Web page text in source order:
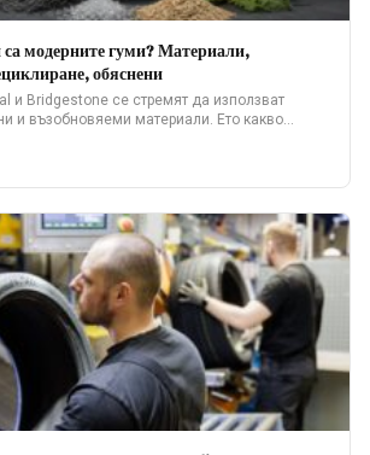
модерните гуми? Материали,
обяснени
и Bridgestone се стремят да използват
и възобновяеми материали. Ето какво…